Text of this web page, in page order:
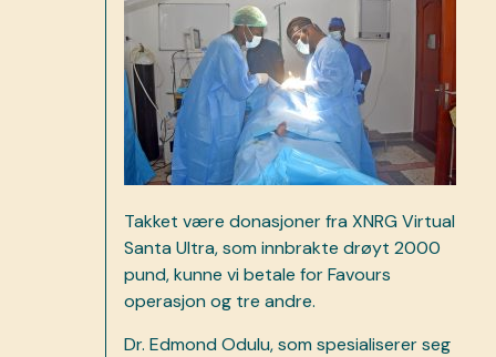
Takket være donasjoner fra XNRG Virtual
Santa Ultra, som innbrakte drøyt 2000
pund, kunne vi betale for Favours
operasjon og tre andre.
Dr. Edmond Odulu, som spesialiserer seg